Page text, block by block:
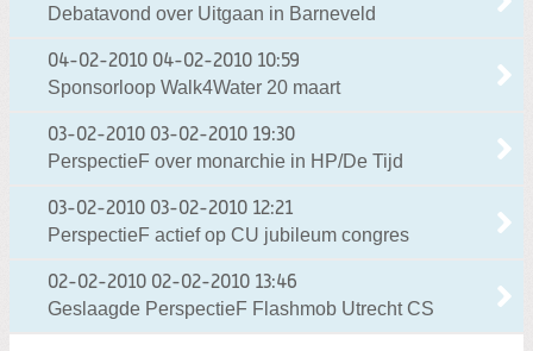
Debatavond over Uitgaan in Barneveld
04-02-2010 04-02-2010 10:59
Sponsorloop Walk4Water 20 maart
03-02-2010 03-02-2010 19:30
PerspectieF over monarchie in HP/De Tijd
03-02-2010 03-02-2010 12:21
PerspectieF actief op CU jubileum congres
02-02-2010 02-02-2010 13:46
Geslaagde PerspectieF Flashmob Utrecht CS